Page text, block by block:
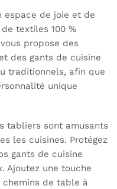
espace de joie et de
textiles 100 %
propose des
des gants de cuisine
traditionnels, afin que
unique
tabliers sont amusants
les cuisines. Protégez
gants de cuisine
Ajoutez une touche
de table à